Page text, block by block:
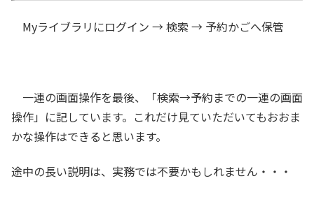
Myライブラリにログイン → 検索 → 予約かごへ保管
一連の画面操作を最後、「検索→予約までの一連の画面
操作」に記しています。これだけ見ていただいてもおおま
かな操作はできると思います。
途中の長い説明は、実務では不要かもしれません・・・